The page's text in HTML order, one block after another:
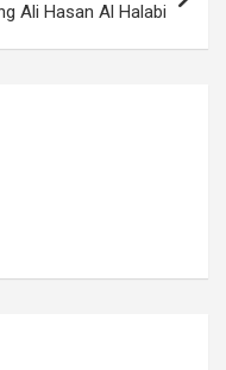
Ali Hasan Al Halabi